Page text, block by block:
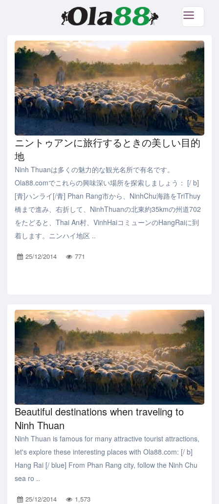
ニントゥアンに旅行するときの美しい目的
地
Ninh Thuanは多くの魅力的な観光名所で有名です。
Ola88.comでこれらの興味深い場所を探索しましょう： [/ b]
[青]ハンライ[/青] Phan Rang市から、NinhChu海路をTriThuy
橋まで進み、右折して、NinhThuanの北東約35kmの州道702
をたどると、Thai An村、VinhHaiコミューンのHangRaiに到
着します。ニンハイ地区 ..
25/12/2014 771
Beautiful destinations when traveling to
Ninh Thuan
Ninh Thuan is famous for many attractive tourist attractions,
let's explore these interesting places with Ola88.com: [/ b]
Hang Rai [/ blue] From Phan Rang city, follow the Ninh Chu
sea ro ..
25/12/2014 1,573